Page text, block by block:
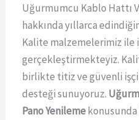
Uğurmumcu Kablo Hattı
hakkında yıllarca
Kalite malzemelerimiz ile
gerçekleştirmekteyiz.
birlikte titiz ve güvenli
desteği sunuyoruz.
Pano Yenileme